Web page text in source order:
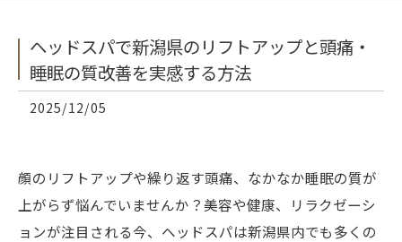
ヘッドスパで新潟県のリフトアップと頭痛・
睡眠の質改善を実感する方法
2025/12/05
顔のリフトアップや繰り返す頭痛、なかなか睡眠の質が
上がらず悩んでいませんか？美容や健康、リラクゼーシ
ョンが注目される今、ヘッドスパは新潟県内でも多くの